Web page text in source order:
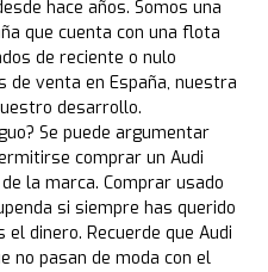
hace años. Somos una
que cuenta con una flota
de reciente o nulo
de venta en España, nuestra
desarrollo.
Se puede argumentar
comprar un Audi
la marca. Comprar usado
si siempre has querido
dinero. Recuerde que Audi
no pasan de moda con el